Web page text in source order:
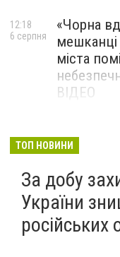
«Чорна
міста
ВІДЕО
12:18
6 серпня
засудили
метадону
6 серпня
ТОП НОВИНИ
За добу
України
російських